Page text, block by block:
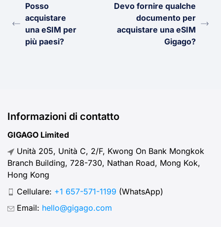
Posso
acquistare
una eSIM per
più paesi?
Devo fornire qualche
documento per
acquistare una eSIM
Gigago?
Informazioni di contatto
GIGAGO Limited
Unità 205, Unità C, 2/F, Kwong On Bank Mongkok
Branch Building, 728-730, Nathan Road, Mong Kok,
Hong Kong
Cellulare: +1 657-571-1199 (WhatsApp)
Email: hello@gigago.com